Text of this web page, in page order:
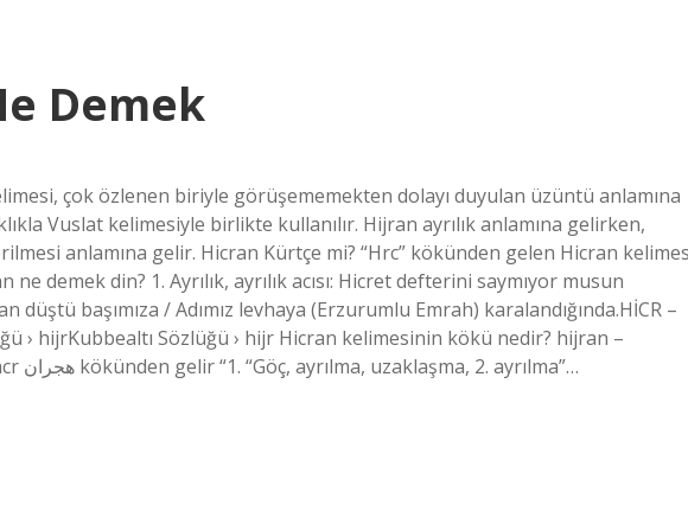
Demek
çok özlenen biriyle görüşememekten dolayı duyulan üzüntü anlamına
Vuslat kelimesiyle birlikte kullanılır. Hijran ayrılık anlamına gelirken,
anlamına gelir. Hicran Kürtçe mi? “Hrc” kökünden gelen Hicran
demek din? 1. Ayrılık, ayrılık acısı: Hicret defterini saymıyor musun
düştü başımıza / Adımız levhaya (Erzurumlu Emrah) karalandığında.HİCR –
› hijrKubbealtı Sözlüğü › hijr Hicran kelimesinin kökü nedir? hijran –
Nişanyan Sözlük. Hicrān, Arapça hcr هجران kökünden gelir “1. “Göç, ayrılma, uzaklaşma, 2. ayrılma”…